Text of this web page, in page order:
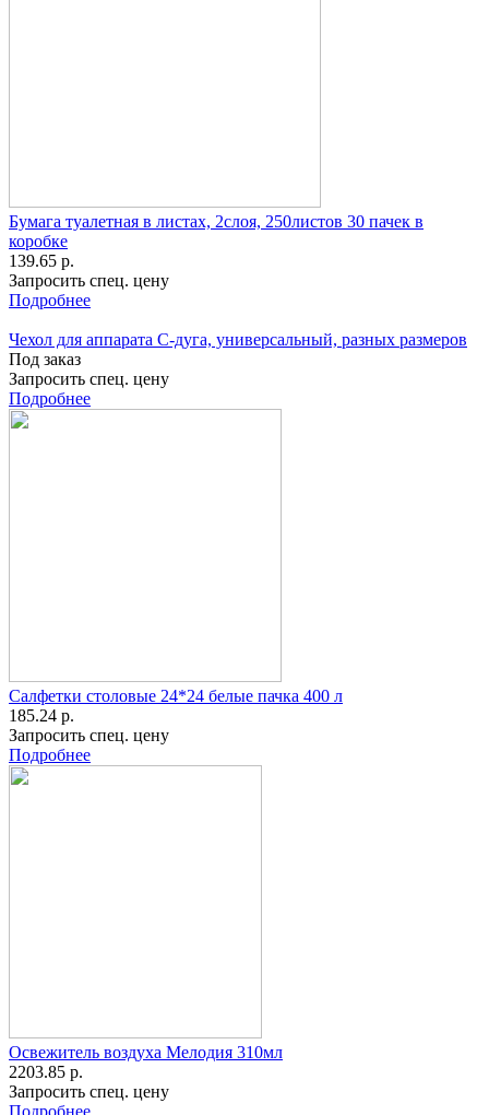
Бумага туалетная в листах, 2слоя, 250листов 30 пачек в
коробке
139.65 р.
Запросить спец. цену
Подробнее
Чехол для аппарата С-дуга, универсальный, разных размеров
Под заказ
Запросить спец. цену
Подробнее
Салфетки столовые 24*24 белые пачка 400 л
185.24 р.
Запросить спец. цену
Подробнее
Освежитель воздуха Мелодия 310мл
2203.85 р.
Запросить спец. цену